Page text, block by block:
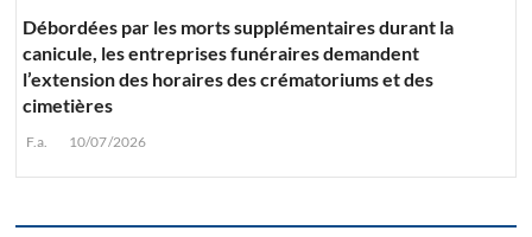
Débordées par les morts supplémentaires durant la
canicule, les entreprises funéraires demandent
l’extension des horaires des crématoriums et des
cimetières
F.a. 10/07/2026